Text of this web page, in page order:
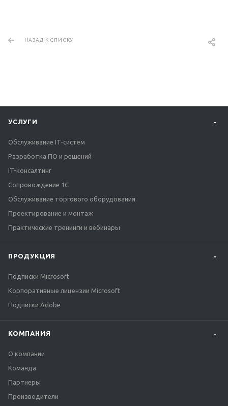
НАЗАД К СПИСКУ
УСЛУГИ
Обслуживание IT-систем
Разработка ПО и решений
IT-консалтинг
Сопровождение 1С
Обслуживание торгового оборудования
Проектирование и монтаж
Практические тренинги и вебинары
ПРОДУКЦИЯ
Подписки Microsoft
Корпоративные лицензии Microsoft
Подписки Adobe
КОМПАНИЯ
О компании
Команда
Партнеры
Производители